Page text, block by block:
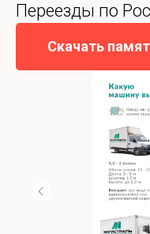
Переезды по
Скачать